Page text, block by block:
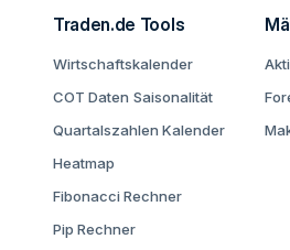
Traden.de Tools
Wirtschaftskalender
COT Daten Saisonalität
Quartalszahlen Kalender
Heatmap
Fibonacci Rechner
Pip Rechner